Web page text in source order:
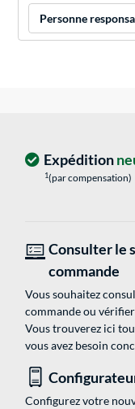
Personne
Expédition
1(par compensation)
Consulter le
commande
Vous souhaitez
commande ou
Vous trouverez ici
vous avez besoin
Configurez votre